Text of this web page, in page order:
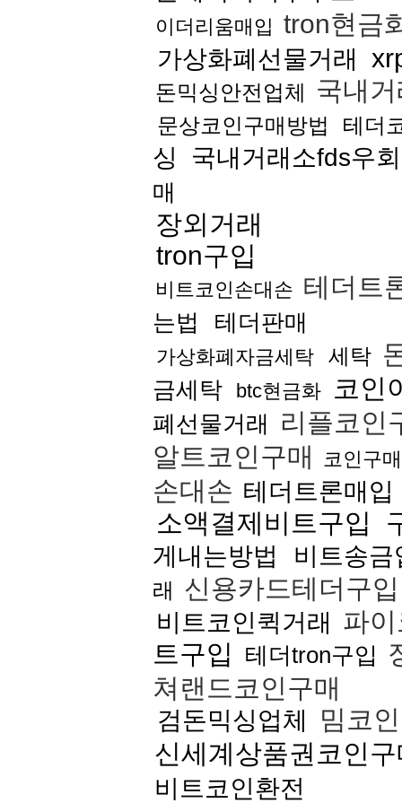
이더리움매입 tron현금
가상화폐선물거래
돈믹싱안전업체 국내
문상코인구매방법 테더
싱 국내거래소fds우
매
장외거래
tron구입
비트코인손대손 테더트
는법 테더판매
가상화폐자금세탁 세탁
금세탁 btc현금화 코인
폐선물거래
리플코인
알트코인구매 코인구
손대손 테더트론매입
소액결제비트구입
게내는방법 비트송금
래 신용카드테더구
비트코인퀵거래
파
트구입 테더tron구입
쳐랜드코인구매
검돈믹싱업체
밈코
신세계상품권코인
비트코인환전